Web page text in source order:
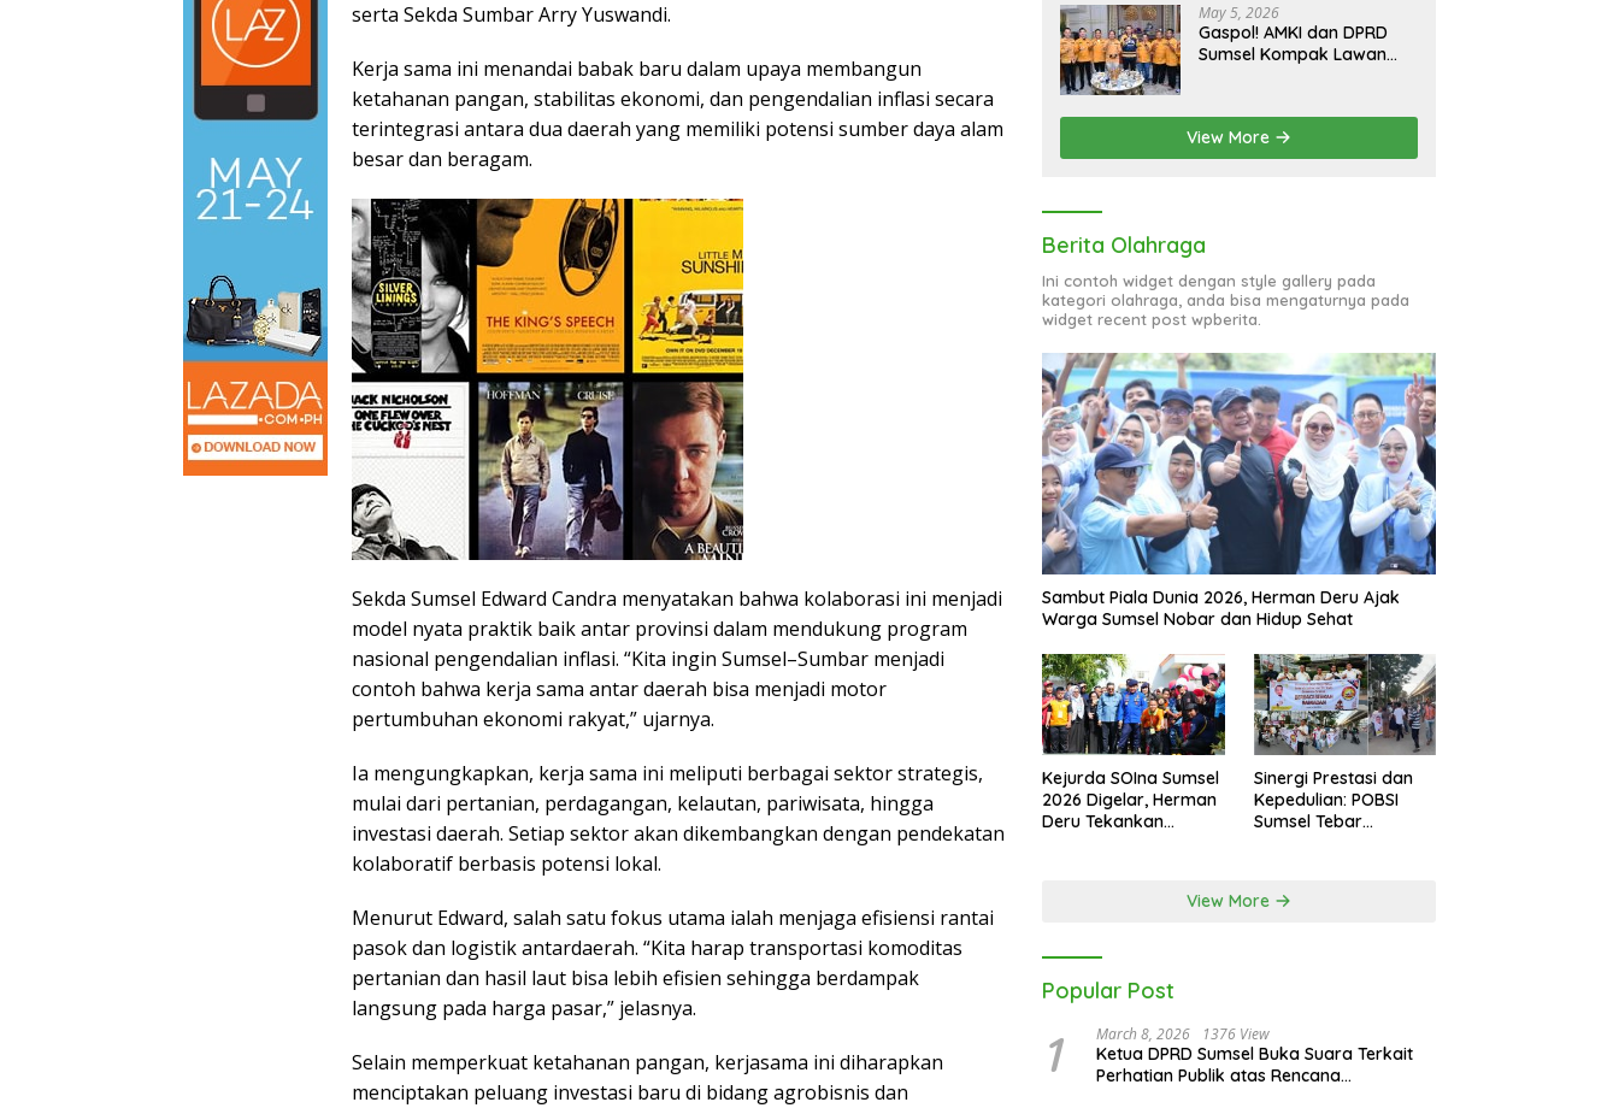
serta Sekda Sumbar Arry Yuswandi.
Kerja sama ini menandai babak baru dalam upaya membangun
ketahanan pangan, stabilitas ekonomi, dan pengendalian inflasi secara
terintegrasi antara dua daerah yang memiliki potensi sumber daya alam
besar dan beragam.
Sekda Sumsel Edward Candra menyatakan bahwa kolaborasi ini menjadi
model nyata praktik baik antar provinsi dalam mendukung program
nasional pengendalian inflasi. “Kita ingin Sumsel–Sumbar menjadi
contoh bahwa kerja sama antar daerah bisa menjadi motor
pertumbuhan ekonomi rakyat,” ujarnya.
Ia mengungkapkan, kerja sama ini meliputi berbagai sektor strategis,
mulai dari pertanian, perdagangan, kelautan, pariwisata, hingga
investasi daerah. Setiap sektor akan dikembangkan dengan pendekatan
kolaboratif berbasis potensi lokal.
Menurut Edward, salah satu fokus utama ialah menjaga efisiensi rantai
pasok dan logistik antardaerah. “Kita harap transportasi komoditas
pertanian dan hasil laut bisa lebih efisien sehingga berdampak
langsung pada harga pasar,” jelasnya.
Selain memperkuat ketahanan pangan, kerjasama ini diharapkan
menciptakan peluang investasi baru di bidang agrobisnis dan
May 5, 2026
Gaspol! AMKI dan DPRD
Sumsel Kompak Lawan
View More
Berita Olahraga
Ini contoh widget dengan style gallery pada
kategori olahraga, anda bisa mengaturnya pada
widget recent post wpberita.
Sambut Piala Dunia 2026, Herman Deru Ajak
Warga Sumsel Nobar dan Hidup Sehat
Kejurda SOIna Sumsel
2026 Digelar, Herman
Deru Tekankan
Sinergi Prestasi dan
Kepedulian: POBSI
Sumsel Tebar
View More
Popular Post
1 March 8, 2026 1376 View
Ketua DPRD Sumsel Buka Suara Terkait
Perhatian Publik atas Rencana